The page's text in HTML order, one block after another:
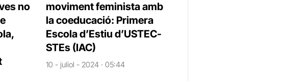
no
moviment feminista amb
la coeducació: Primera
Escola d’Estiu d’USTEC-
STEs (IAC)
10 - juliol - 2024 · 05:44